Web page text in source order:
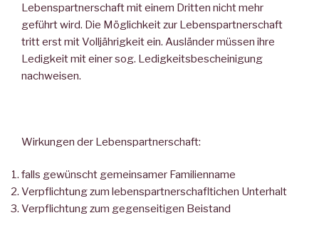
Lebenspartnerschaft mit einem Dritten nicht mehr
geführt wird. Die Möglichkeit zur Lebenspartnerschaft
tritt erst mit Volljährigkeit ein. Ausländer müssen ihre
Ledigkeit mit einer sog. Ledigkeitsbescheinigung
nachweisen.
Wirkungen der Lebenspartnerschaft:
falls gewünscht gemeinsamer Familienname
Verpflichtung zum lebenspartnerschafltichen Unterhalt
Verpflichtung zum gegenseitigen Beistand